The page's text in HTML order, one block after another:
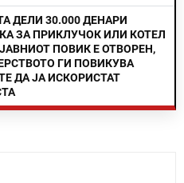
ДЕЛИ 30.000 ДЕНАРИ
ЗА ПРИКЛУЧОК ИЛИ КОТЕЛ
ПОВИК Е ОТВОРЕН,
ГИ ПОВИКУВА
ДА ЈА ИСКОРИСТАТ